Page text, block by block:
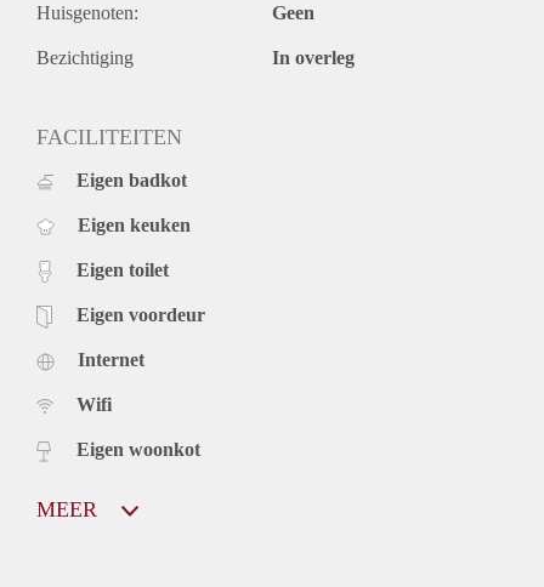
Huisgenoten: Geen
Bezichtiging In overleg
FACILITEITEN
Eigen badkot
Eigen keuken
Eigen toilet
Eigen voordeur
Internet
Wifi
Eigen woonkot
MEER